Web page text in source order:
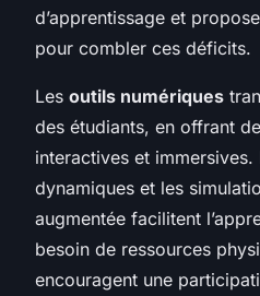
d’apprentissage et
pour combler ces déficits.
Les outils numériques
des étudiants, en offrant
interactives et
dynamiques et les
augmentée facilitent
besoin de ressources
encouragent une